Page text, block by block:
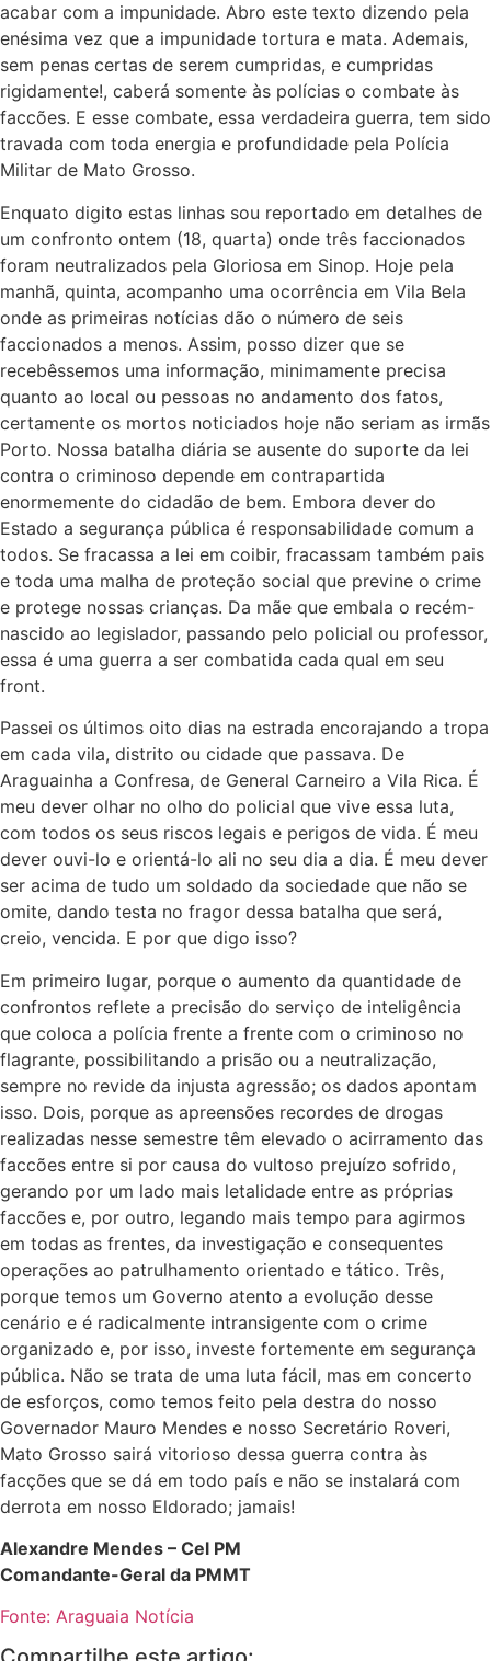
acabar com a impunidade. Abro este texto dizendo pela
enésima vez que a impunidade tortura e mata. Ademais,
sem penas certas de serem cumpridas, e cumpridas
rigidamente!, caberá somente às polícias o combate às
faccões. E esse combate, essa verdadeira guerra, tem sido
travada com toda energia e profundidade pela Polícia
Militar de Mato Grosso.
Enquato digito estas linhas sou reportado em detalhes de
um confronto ontem (18, quarta) onde três faccionados
foram neutralizados pela Gloriosa em Sinop. Hoje pela
manhã, quinta, acompanho uma ocorrência em Vila Bela
onde as primeiras notícias dão o número de seis
faccionados a menos. Assim, posso dizer que se
recebêssemos uma informação, minimamente precisa
quanto ao local ou pessoas no andamento dos fatos,
certamente os mortos noticiados hoje não seriam as irmãs
Porto. Nossa batalha diária se ausente do suporte da lei
contra o criminoso depende em contrapartida
enormemente do cidadão de bem. Embora dever do
Estado a segurança pública é responsabilidade comum a
todos. Se fracassa a lei em coibir, fracassam também pais
e toda uma malha de proteção social que previne o crime
e protege nossas crianças. Da mãe que embala o recém-
nascido ao legislador, passando pelo policial ou professor,
essa é uma guerra a ser combatida cada qual em seu
front.
Passei os últimos oito dias na estrada encorajando a tropa
em cada vila, distrito ou cidade que passava. De
Araguainha a Confresa, de General Carneiro a Vila Rica. É
meu dever olhar no olho do policial que vive essa luta,
com todos os seus riscos legais e perigos de vida. É meu
dever ouvi-lo e orientá-lo ali no seu dia a dia. É meu dever
ser acima de tudo um soldado da sociedade que não se
omite, dando testa no fragor dessa batalha que será,
creio, vencida. E por que digo isso?
Em primeiro lugar, porque o aumento da quantidade de
confrontos reflete a precisão do serviço de inteligência
que coloca a polícia frente a frente com o criminoso no
flagrante, possibilitando a prisão ou a neutralização,
sempre no revide da injusta agressão; os dados apontam
isso. Dois, porque as apreensões recordes de drogas
realizadas nesse semestre têm elevado o acirramento das
faccões entre si por causa do vultoso prejuízo sofrido,
gerando por um lado mais letalidade entre as próprias
faccões e, por outro, legando mais tempo para agirmos
em todas as frentes, da investigação e consequentes
operações ao patrulhamento orientado e tático. Três,
porque temos um Governo atento a evolução desse
cenário e é radicalmente intransigente com o crime
organizado e, por isso, investe fortemente em segurança
pública. Não se trata de uma luta fácil, mas em concerto
de esforços, como temos feito pela destra do nosso
Governador Mauro Mendes e nosso Secretário Roveri,
Mato Grosso sairá vitorioso dessa guerra contra às
facções que se dá em todo país e não se instalará com
derrota em nosso Eldorado; jamais!
Alexandre Mendes – Cel PM
Comandante-Geral da PMMT
Fonte: Araguaia Notícia